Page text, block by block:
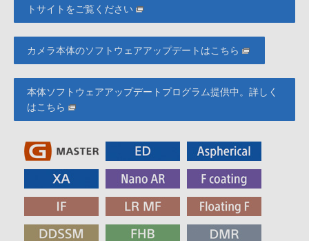
トサイトをご覧ください
カメラ本体のソフトウェアアップデートはこちら
本体ソフトウェアアップデートプログラム提供中。詳しく
はこちら